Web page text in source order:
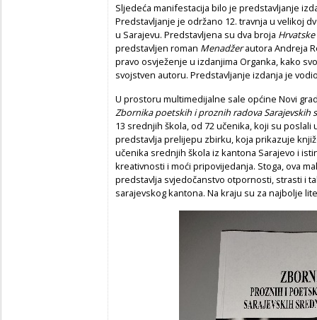
Sljedeća manifestacija bilo je predstavljanje
Predstavljanje je održano 12. travnja u velikoj
u Sarajevu. Predstavljena su dva broja
predstavljen roman Menadžerautora Andreja
pravo osvježenje u izdanjima Organka, kako
svojstven autoru. Predstavljanje izdanja je
U prostoru multimedijalne sale općine Novi
Zbornika poetskih i proznih radova Sarajevskih
13 srednjih škola, od 72 učenika, koji su
predstavlja prelijepu zbirku, koja prikazuje
učenika srednjih škola iz kantona Sarajevo i
kreativnosti i moći pripovijedanja. Stoga, ova
predstavlja svjedočanstvo otpornosti, strasti i
sarajevskog kantona. Na kraju su za najbolje